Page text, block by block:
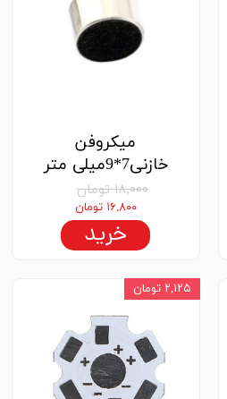
میکروفن
خازنی7*9میلی متر
۱۸,۰۰۰ تومان
۱۶,۸۰۰ تومان
خرید
۲,۱۲۵ تومان